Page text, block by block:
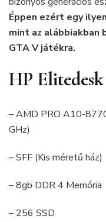
Éppen ezért egy
mint az alábbiakban
GTA V játékra.
HP Elitedesk
– AMD PRO A10-
GHz)
– SFF (Kis méretű ház)
– 8gb DDR 4 Memória
– 256 SSD